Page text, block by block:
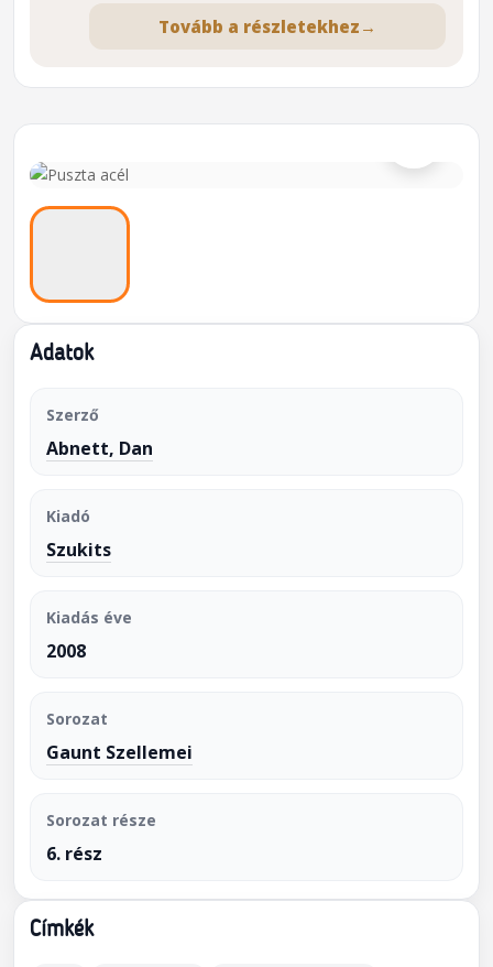
⌕
Adatok
Szerző
Abnett, Dan
Kiadó
Szukits
Kiadás éve
2008
Sorozat
Gaunt Szellemei
Sorozat része
6. rész
Címkék
Tovább a részletekhez →